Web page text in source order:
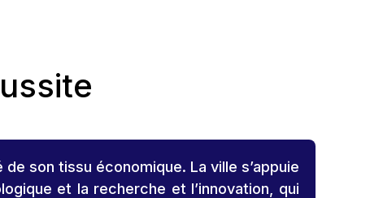
son tissu économique. La ville s’appuie
et la recherche et l’innovation, qui